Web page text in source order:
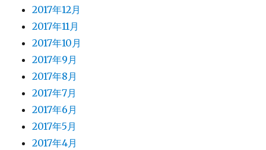
2017年12月
2017年11月
2017年10月
2017年9月
2017年8月
2017年7月
2017年6月
2017年5月
2017年4月